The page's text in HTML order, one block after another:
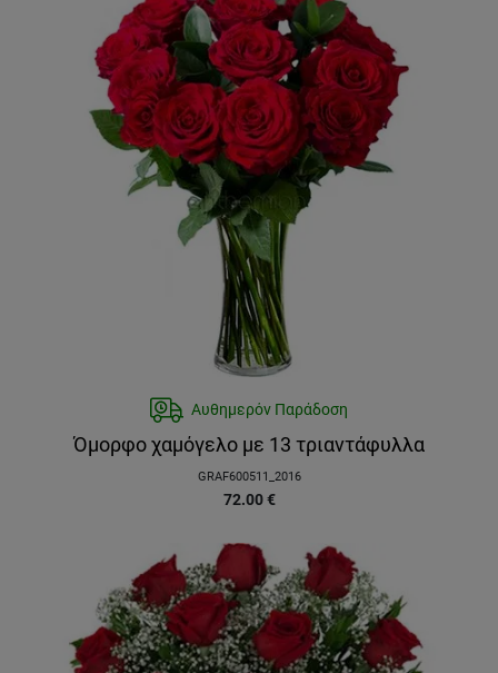
Αυθημερόν Παράδοση
Όμορφο χαμόγελο με 13 τριαντάφυλλα
GRAF600511_2016
72.00 €